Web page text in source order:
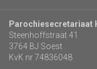
Parochiesecretariaat
Steenhoffstraat 41
3764 BJ Soest
KvK nr 74836048